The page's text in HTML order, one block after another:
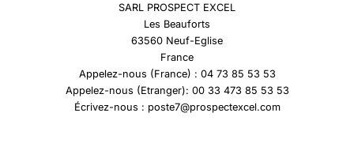
SARL PROSPECT EXCEL
Les Beauforts
63560 Neuf-Eglise
France
Appelez-nous (France) : 04 73 85 53 53
Appelez-nous (Etranger): 00 33 473 85 53 53
Écrivez-nous : poste7@prospectexcel.com